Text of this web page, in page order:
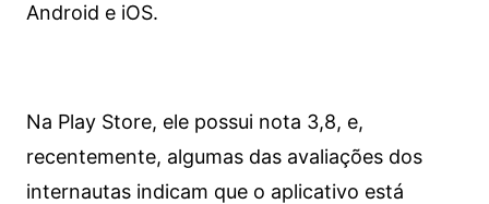
Android e iOS.
Na Play Store, ele possui nota 3,8, e,
recentemente, algumas das avaliações dos
internautas indicam que o aplicativo está